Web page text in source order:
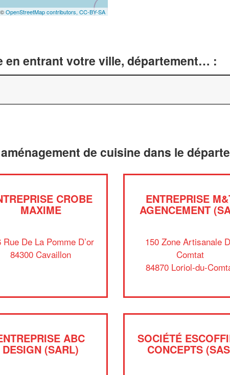
OpenStreetMap contributors, CC-BY-SA
en entrant votre ville, département… :
de cuisine dans le
CROBE
MAXIME
Rue De La Pomme D’or
84300 Cavaillon
ENTREPRISE
AGENCEMENT
150 Zone Artisanale
Comtat
84870 Loriol-du-
ABC
DESIGN (SARL)
SOCIÉTÉ
CONCEPTS